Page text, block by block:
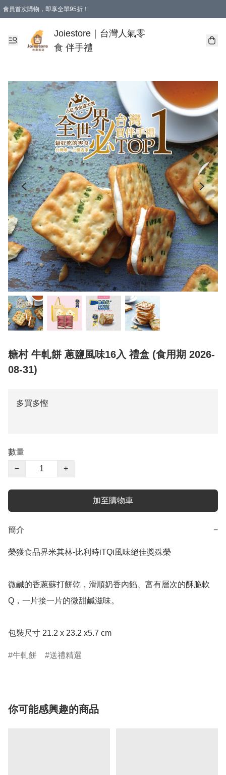
會員首次購物，即享全單95折！
購物滿 HKD 350.00即享免運費優惠！（適用於 本地送貨、本地取貨 )
Joiestore｜台灣人氣零
食 伴手禮
糖村 牛軋餅 蔥鹽風味16入 禮盒 (食用期 2026-
08-31)
多買多慳
數量
−
+
加至購物車
簡介 −
榮獲食品界米其林-比利時iTQi風味絕佳獎殊榮
微鹹的香蔥蘇打餅乾，滑順奶香內餡、富有層次的酥脆軟
Q，一片接一片的微甜鹹滋味。
包裝尺寸 21.2 x 23.2 x5.7 cm
牛軋餅 送禮精選
你可能感興趣的商品